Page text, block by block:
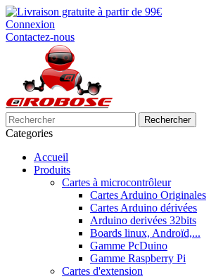
Connexion
Contactez-nous
Rechercher
Categories
Accueil
Produits
Cartes à microcontrôleur
Cartes Arduino Originales
Cartes Arduino dérivées
Arduino derivées 32bits
Boards linux, Androïd,...
Gamme PcDuino
Gamme Raspberry Pi
Cartes d'extension